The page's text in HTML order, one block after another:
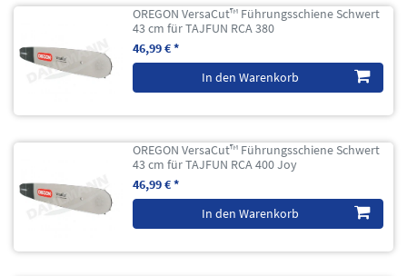
OREGON VersaCut™ Führungsschiene Schwert
43 cm für TAJFUN RCA 380
46,99 € *
In den Warenkorb
OREGON VersaCut™ Führungsschiene Schwert
43 cm für TAJFUN RCA 400 Joy
46,99 € *
In den Warenkorb